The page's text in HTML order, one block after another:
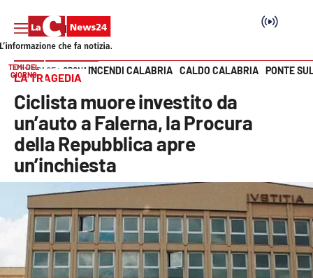
SEZIONI
Cronaca
Politica
Attualità
Economia e lavoro
Vai
TEMI DEL
GIORNO
INCENDI CALABRIA CALDO CALABRIA PONTE
HOME PAGE CRONACA
LA TRAGEDIA
Ciclista muore investito da
un’auto a Falerna, la Procura
della Repubblica apre
un’inchiesta